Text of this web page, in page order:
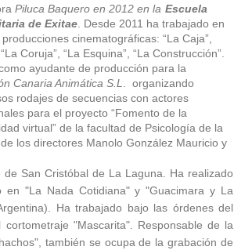
Piluca Baquero en 2012 en la Escuela
de Exitae. Desde 2011 ha trabajado en
cinematográficas: “La Caja”,
Coruja”, “La Esquina”, “La Construcción”.
ayudante de producción para la
Canaria Animática S.L
. organizando
rodajes de secuencias con actores
para el proyecto “Fomento de la
virtual” de la facultad de Psicología de la
los directores Manolo González Mauricio y
San Cristóbal de La Laguna. Ha realizado
"La Nada Cotidiana" y "Guacimara y La
Ha trabajado bajo las órdenes del
"Mascarita". Responsable de la
también se ocupa de la grabación de